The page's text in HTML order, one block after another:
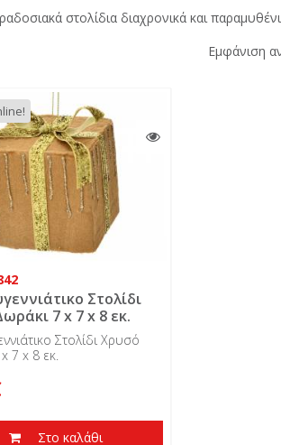
στολίδια διαχρονικά και
Εμφάνιση
Στολίδι
7 x 7 x 8 εκ.
Στολίδι Χρυσό
7 x 8 εκ.
Στο καλάθι